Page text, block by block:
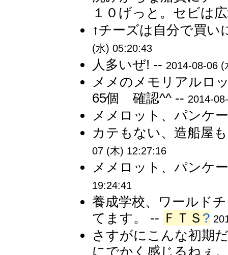
１０げっと。セビは
↑チーズは自分で買
(水) 05:20:43
人多いぜ! -- 2014-08-06 (
メメのメモリアルロ
65個 確認^^ -- 2014-
メメロット、パンケ
カテもない、造船屋
07 (木) 12:27:16
メメロット、パンケ
19:24:41
養成学校、ワールド
てます。 -- ＦＴＳ ?
さすがにこんな初期
にでかく感じるねぇ